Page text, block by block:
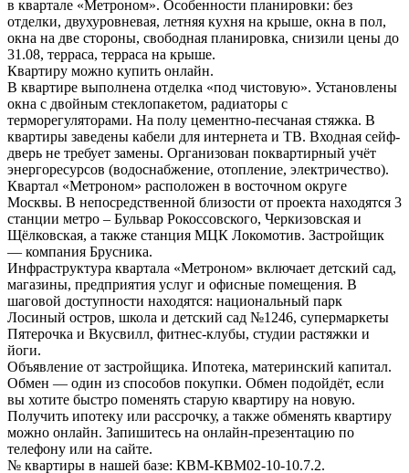
в квартале «Метроном». Особенности планировки: без
отделки, двухуровневая, летняя кухня на крыше, окна в пол,
окна на две стороны, свободная планировка, снизили цены до
31.08, терраса, терраса на крыше.
Квартиру можно купить онлайн.
В квартире выполнена отделка «под чистовую». Установлены
окна с двойным стеклопакетом, радиаторы с
терморегуляторами. На полу цементно-песчаная стяжка. В
квартиры заведены кабели для интернета и ТВ. Входная сейф-
дверь не требует замены. Организован поквартирный учёт
энергоресурсов (водоснабжение, отопление, электричество).
Квартал «Метроном» расположен в восточном округе
Москвы. В непосредственной близости от проекта находятся 3
станции метро – Бульвар Рокоссовского, Черкизовская и
Щёлковская, а также станция МЦК Локомотив. Застройщик
— компания Брусника.
Инфраструктура квартала «Метроном» включает детский сад,
магазины, предприятия услуг и офисные помещения. В
шаговой доступности находятся: национальный парк
Лосиный остров, школа и детский сад №1246, супермаркеты
Пятерочка и Вкусвилл, фитнес-клубы, студии растяжки и
йоги.
Объявление от застройщика. Ипотека, материнский капитал.
Обмен — один из способов покупки. Обмен подойдёт, если
вы хотите быстро поменять старую квартиру на новую.
Получить ипотеку или рассрочку, а также обменять квартиру
можно онлайн. Запишитесь на онлайн-презентацию по
телефону или на сайте.
№ квартиры в нашей базе: КВМ-КВМ02-10-10.7.2.